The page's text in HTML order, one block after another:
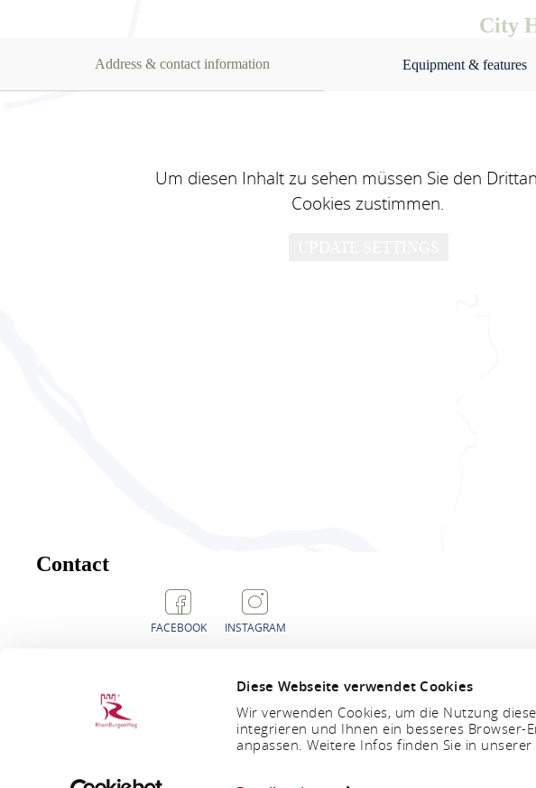
Diese Webseite verwendet Cookies
Wir verwenden Cookies, um die Nutzung
integrieren und Ihnen ein besseres Browser-
anpassen. Weitere Infos finden Sie in unserer
City
Address & contact information Equipment & features
Um diesen Inhalt zu sehen müssen Sie den
Cookies zustimmen.
Contact
FACEBOOK INSTAGRAM
ORDER BROCHURES